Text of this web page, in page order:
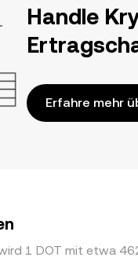
Handle
Erfahre mehr
1 DOT mit etwa